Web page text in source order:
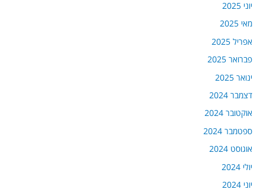
יוני 2025
מאי 2025
אפריל 2025
פברואר 2025
ינואר 2025
דצמבר 2024
אוקטובר 2024
ספטמבר 2024
אוגוסט 2024
יולי 2024
יוני 2024